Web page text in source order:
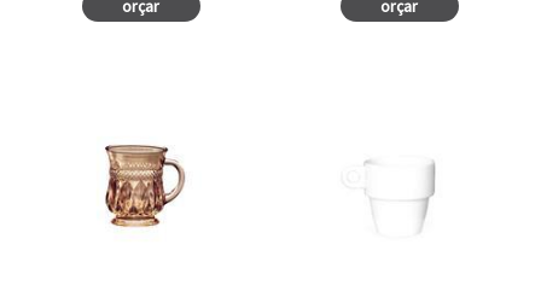
orçar orçar